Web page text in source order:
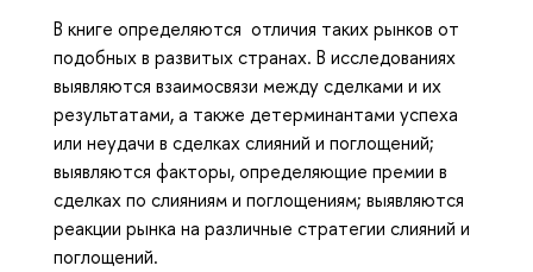
В книге определяются отличия таких рынков от
подобных в развитых странах. В исследованиях
выявляются взаимосвязи между сделками и их
результатами, а также детерминантами успеха
или неудачи в сделках слияний и поглощений;
выявляются факторы, определяющие премии в
сделках по слияниям и поглощениям; выявляются
реакции рынка на различные стратегии слияний и
поглощений.